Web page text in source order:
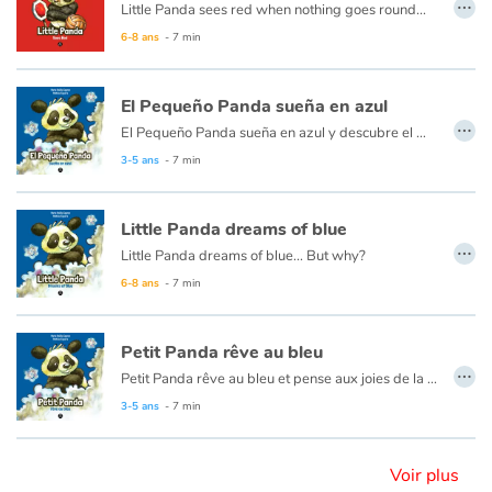
Blog
Actualités
Par thématique
Rencontres et témoignages
Contes d'ici et d'ailleurs
Autour de la lecture
Apprendre à lire
Livre audio
Little Panda sees red when nothing goes round...
This book is also available in French:
6-8 ans - 7 min
El Pequeño Panda sueña en azul
El Pequeño Panda sueña en azul y descubre el mar...
3-5 ans - 7 min
…
Little Panda dreams of blue
Little Panda dreams of blue... But why?
This book is also available in French:
6-8 ans - 7 min
…
Petit Panda rêve au bleu
Petit Panda rêve au bleu et pense aux joies de la mer...
Ce livre est aussi disponible en anglais :
3-5 ans - 7 min
…
Voir plus